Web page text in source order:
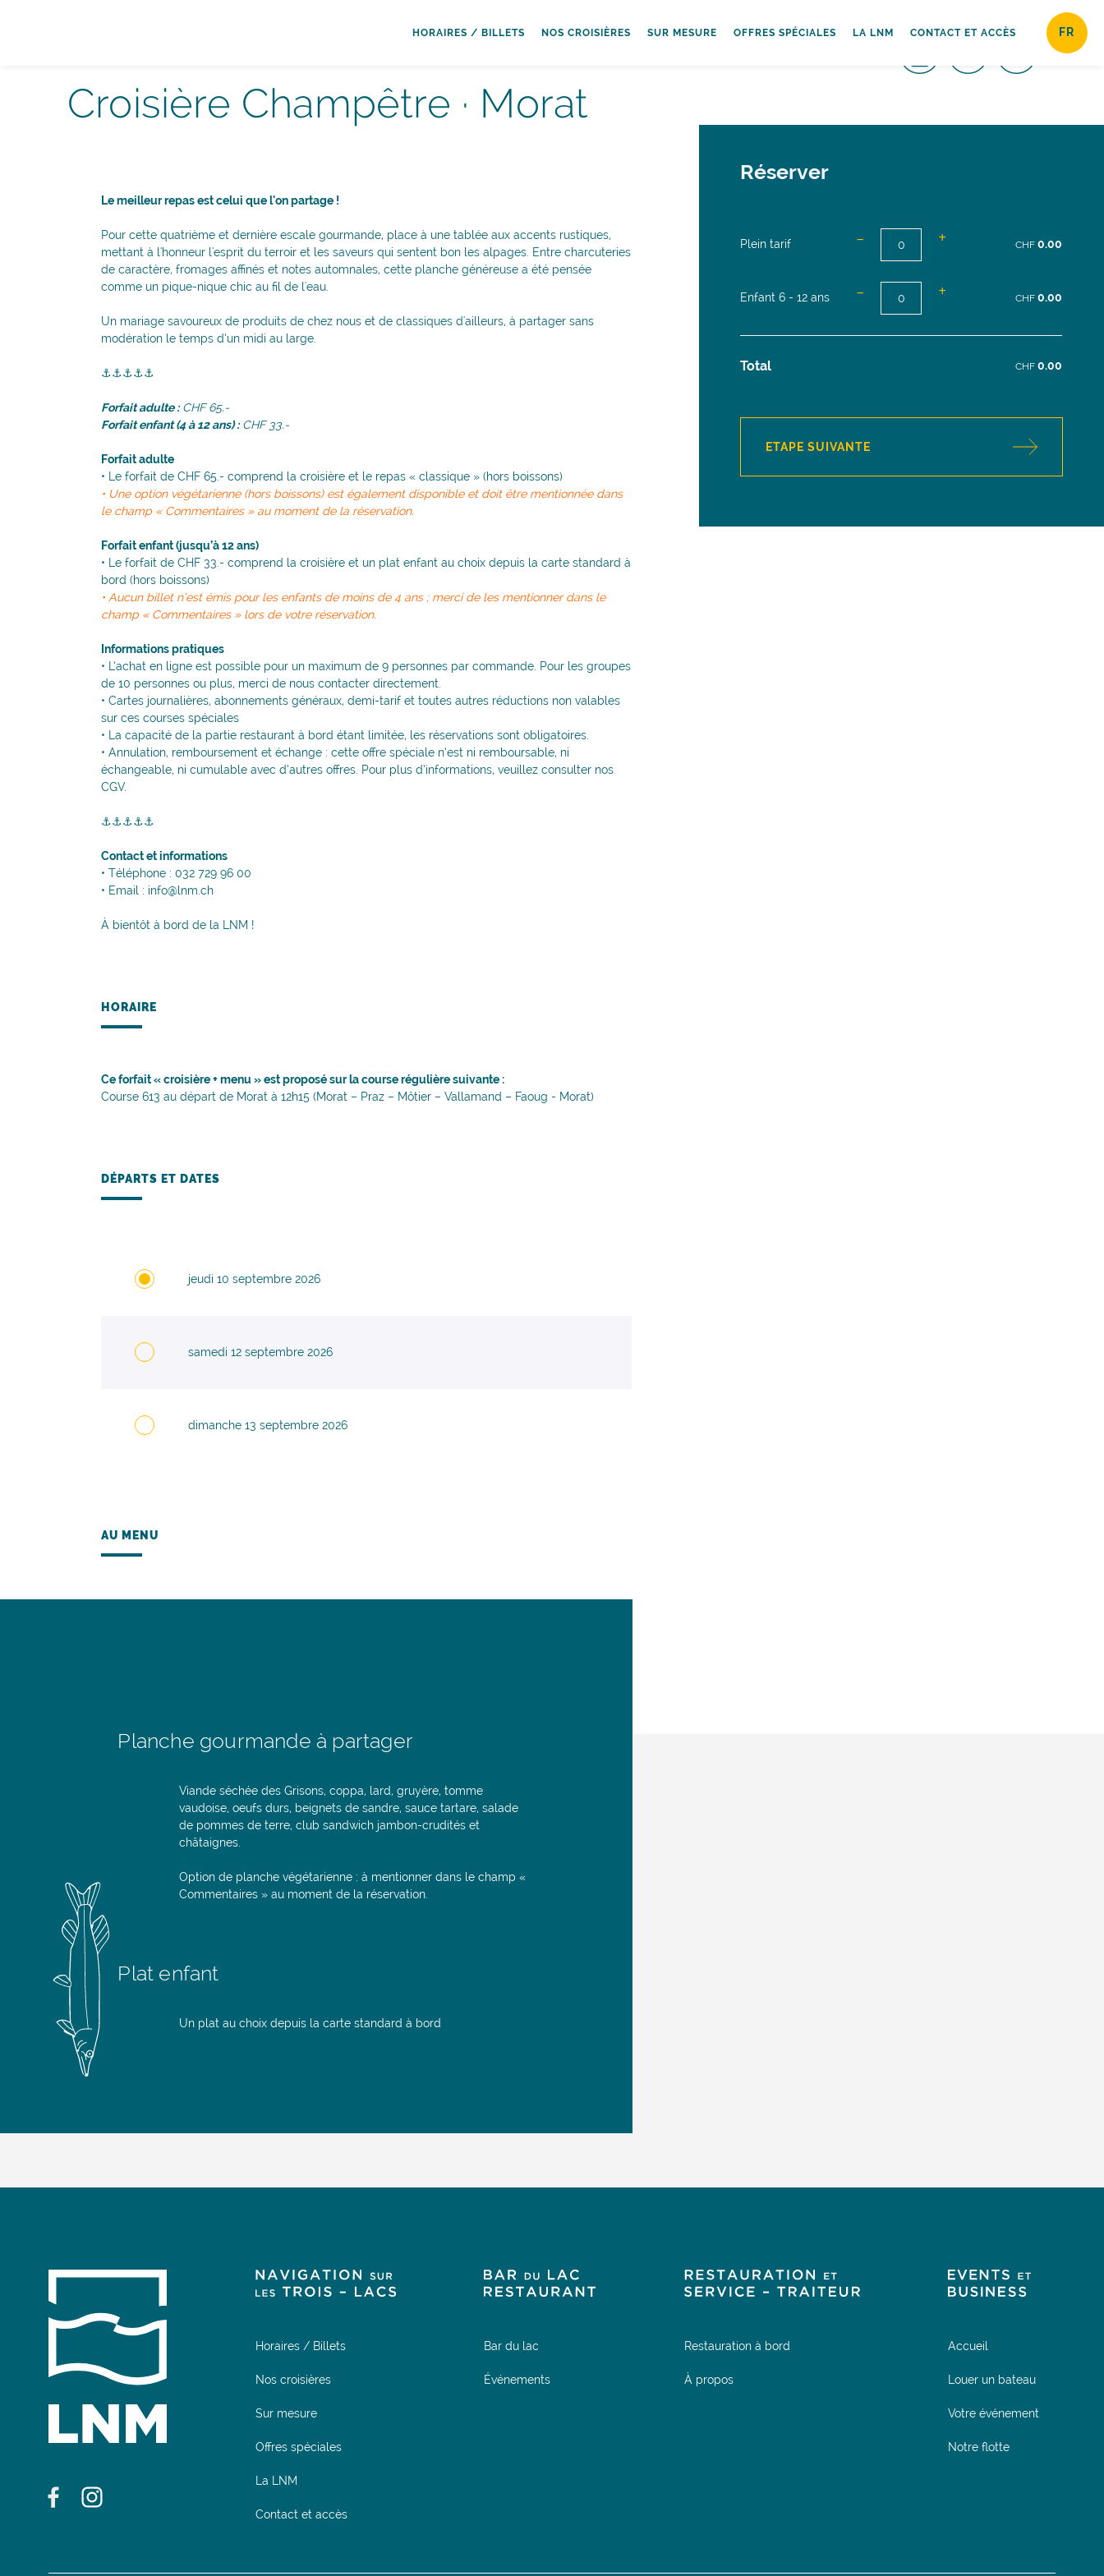
HORAIRES / BILLETS NOS CROISIÈRES SUR MESURE OFFRES SPÉCIALES LA LNM CONTACT ET ACCÈS FR
Croisière Champêtre · Morat
Réserver
Plein tarif - + CHF 0.00
Enfant 6 - 12 ans - + CHF 0.00
Total CHF 0.00
Le meilleur repas est celui que l'on partage !
Pour cette quatrième et dernière escale gourmande, place à une tablée aux accents rustiques,
mettant à l'honneur l'esprit du terroir et les saveurs qui sentent bon les alpages. Entre charcuteries
de caractère, fromages affinés et notes automnales, cette planche généreuse a été pensée
comme un pique-nique chic au fil de l'eau.
Un mariage savoureux de produits de chez nous et de classiques d'ailleurs, à partager sans
modération le temps d’un midi au large.
⚓⚓⚓⚓⚓
Forfait adulte :CHF 65.-
Forfait enfant (4 à 12 ans) :CHF 33.-
Forfait adulte
• Le forfait de CHF 65.- comprend la croisière et le repas « classique » (hors boissons)
• Une option végétarienne (hors boissons) est également disponible et doit être mentionnée dans
le champ « Commentaires » au moment de la réservation.
Forfait enfant (jusqu’à 12 ans)
• Le forfait de CHF 33.- comprend la croisière et un plat enfant au choix depuis la carte standard à
bord (hors boissons)
• Aucun billet n’est émis pour les enfants de moins de 4 ans ; merci de les mentionner dans le
champ « Commentaires » lors de votre réservation.
Informations pratiques
• L’achat en ligne est possible pour un maximum de 9 personnes par commande. Pour les groupes
de 10 personnes ou plus, merci de nous contacter directement.
• Cartes journalières, abonnements généraux, demi-tarif et toutes autres réductions non valables
sur ces courses spéciales
• La capacité de la partie restaurant à bord étant limitée, les réservations sont obligatoires.
• Annulation, remboursement et échange : cette offre spéciale n’est ni remboursable, ni
échangeable, ni cumulable avec d’autres offres. Pour plus d’informations, veuillez consulter nos
CGV.
⚓⚓⚓⚓⚓
Contact et informations
• Téléphone : 032 729 96 00
• Email : info@lnm.ch
À bientôt à bord de la LNM !
HORAIRE
Ce forfait « croisière + menu » est proposé sur la course régulière suivante :
Course 613 au départ de Morat à 12h15 (Morat – Praz – Môtier – Vallamand – Faoug - Morat)
DÉPARTS ET DATES
jeudi 10 septembre 2026
samedi 12 septembre 2026
dimanche 13 septembre 2026
AU MENU
Planche gourmande à partager
Viande séchée des Grisons, coppa, lard, gruyère, tomme
vaudoise, oeufs durs, beignets de sandre, sauce tartare, salade
de pommes de terre, club sandwich jambon-crudités et
châtaignes.
Option de planche végétarienne : à mentionner dans le champ «
Commentaires » au moment de la réservation.
Plat enfant
Un plat au choix depuis la carte standard à bord
Horaires / Billets
Nos croisières
Sur mesure
Offres spéciales
La LNM
Contact et accès
Bar du lac
Événements
Restauration à bord
À propos
Accueil
Louer un bateau
Votre événement
Notre flotte